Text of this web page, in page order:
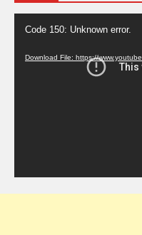
Video
Player
Code 150: Unknown error.
Download File: https://